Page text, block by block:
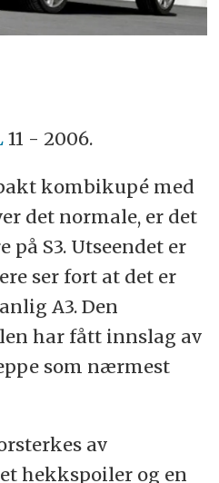
11 - 2006.
kombikupé med
det normale, er det
S3. Utseendet er
ser fort at det er
A3. Den
har fått innslag av
som nærmest
av
hekkspoiler og en